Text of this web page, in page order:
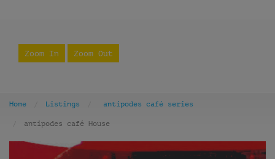
Zoom In Zoom Out
Home Listings antipodes café series
antipodes café House